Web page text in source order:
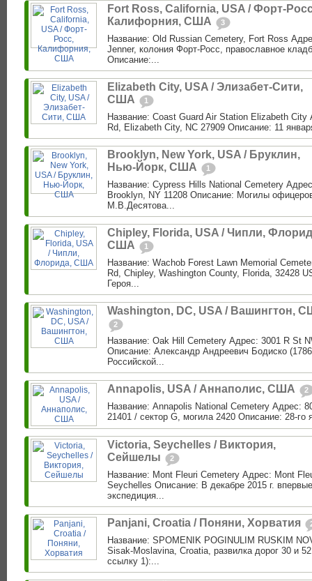
Fort Ross, California, USA / Форт-
Калифорния, США
3
Название: Old Russian Cemetery, Fort Ross
Jenner, колония Форт-Росс, православное
Описание:...
Elizabeth City, USA / Элизабет-Сити,
США
1
Название: Coast Guard Air Station Elizabeth
Rd, Elizabeth City, NC 27909 Описание: 11
Brooklyn, New York, USA / Бруклин,
Нью-Йорк, США
1
Название: Cypress Hills National Cemetery
Brooklyn, NY 11208 Описание: Могилы
М.В.Десятова...
Chipley, Florida, USA / Чипли,
США
1
Название: Wachob Forest Lawn Memorial
Rd, Chipley, Washington County, Florida, 32428
Героя...
Washington, DC, USA / Вашингтон,
2
Название: Oak Hill Cemetery Адрес: 3001 R St
Описание: Александр Андреевич Бодиско
Российской...
Annapolis, USA / Аннаполис, США 2
Название: Annapolis National Cemetery Адрес:
21401 / сектор G, могила 2420 Описание: 28-
Victoria, Seychelles / Виктория,
Сейшелы
2
Название: Mont Fleuri Cemetery Адрес: Mont
Seychelles Описание: В декабре 2015 г.
экспедиция...
Panjani, Croatia / Поняни, Хорватия
Название: SPOMENIK POGINULIM RUSKIM
Sisak-Moslavina, Croatia, развилка дорог 30 и
ссылку 1):...